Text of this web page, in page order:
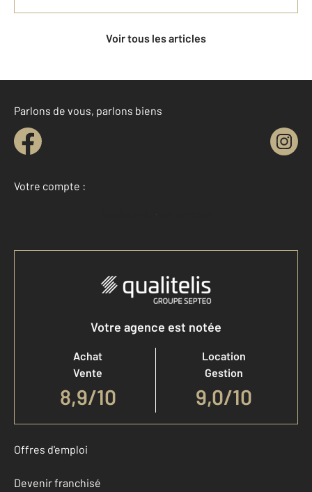
Voir tous les articles
Parlons de vous, parlons biens
Votre compte :
Accéder à mon compte
Votre agence est notée
Achat
Vente
8,9/10
Location
Gestion
9,0/10
Offres d'emploi
Devenir franchisé